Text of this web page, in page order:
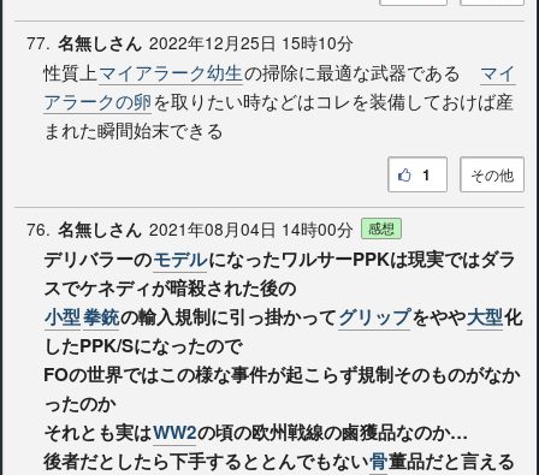
77. 名無しさん 2022年12月25日 15時10分
性質上マイアラーク幼生の掃除に最適な武器である マイ
アラークの卵を取りたい時などはコレを装備しておけば産
まれた瞬間始末できる
その他
1
76. 名無しさん 2021年08月04日 14時00分 感想
デリバラーのモデルになったワルサーPPKは現実ではダラ
スでケネディが暗殺された後の
小型拳銃の輸入規制に引っ掛かってグリップをやや大型化
したPPK/Sになったので
FOの世界ではこの様な事件が起こらず規制そのものがなか
ったのか
それとも実はWW2の頃の欧州戦線の鹵獲品なのか…
後者だとしたら下手するととんでもない骨董品だと言える